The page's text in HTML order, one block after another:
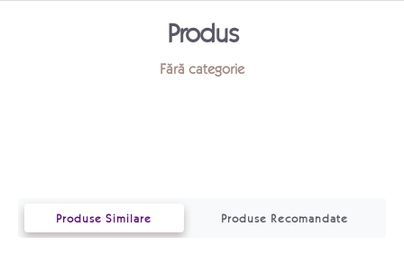
Produs
Fără categorie
Produse Similare Produse Recomandate